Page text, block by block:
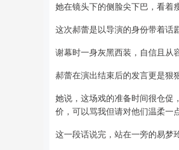
她在镜头下的侧脸尖下巴，看着
这次郝蕾是以导演的身份带着话
谢幕时一身灰黑西装，自信且从
郝蕾在演出结束后的发言更是狠
她说，这场戏的准备时间很仓促
价，可以骂我但请对他们温柔一点
这一段话说完，站在一旁的易梦